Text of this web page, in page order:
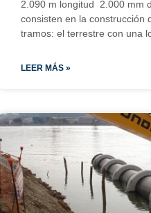
2.090 m longitud 2.000 mm
consisten en la construcción
tramos: el terrestre con una
LEER MÁS »